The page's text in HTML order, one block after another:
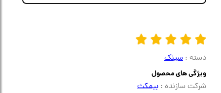
دسته : سینک
ویژگی های محصول
شرکت سازنده : بیمکث